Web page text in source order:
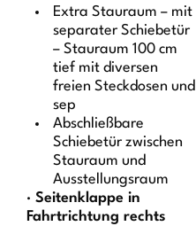
Extra Stauraum – mit
separater Schiebetür
– Stauraum 100 cm
tief mit diversen
freien Steckdosen und
sep
Abschließbare
Schiebetür zwischen
Stauraum und
Ausstellungsraum
· Seitenklappe in
Fahrtrichtung rechts